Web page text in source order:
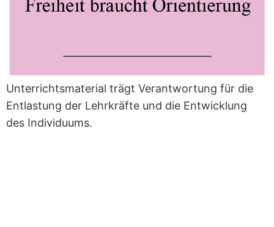
Unterrichtsmaterial trägt Verantwortung für die
Entlastung der Lehrkräfte und die Entwicklung
des Individuums.